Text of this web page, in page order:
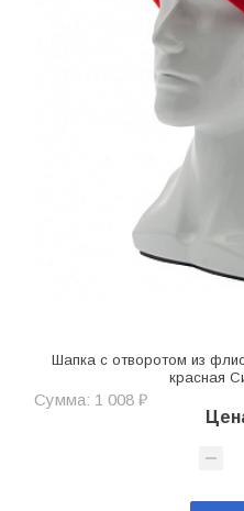
Шапка с отворотом из
красная
Сумма: 1 008 ₽